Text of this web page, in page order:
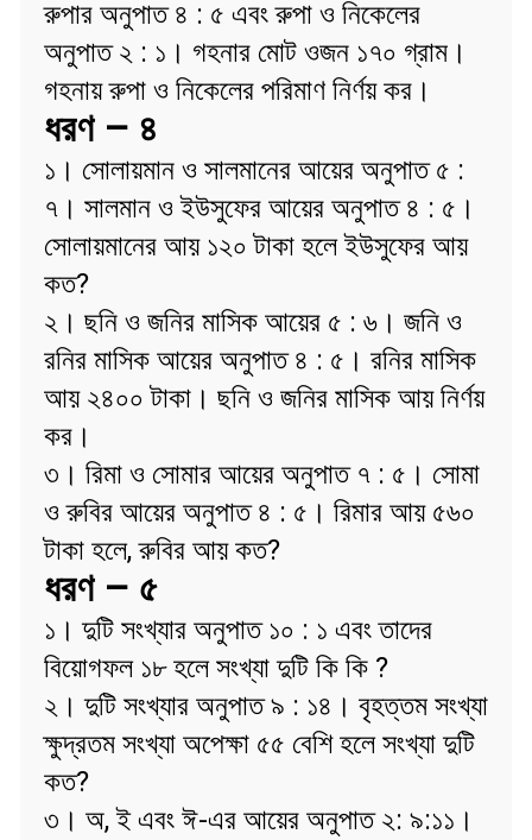
রুপার অনুপাত ৪ : ৫ এবং রুপা ও নিকেলের
অনুপাত ২ : ১। গহনার মোট ওজন ১৭০ গ্রাম।
গহনায় রুপা ও নিকেলের পরিমাণ নির্ণয় কর।
ধরণ – ৪
১। সোলায়মান ও সালমানের আয়ের অনুপাত ৫ :
৭। সালমান ও ইউসুফের আয়ের অনুপাত ৪ : ৫।
সোলায়মানের আয় ১২০ টাকা হলে ইউসুফের আয়
কত?
২। ছনি ও জনির মাসিক আয়ের ৫ : ৬। জনি ও
রনির মাসিক আয়ের অনুপাত ৪ : ৫। রনির মাসিক
আয় ২৪০০ টাকা। ছনি ও জনির মাসিক আয় নির্ণয়
কর।
৩। রিমা ও সোমার আয়ের অনুপাত ৭ : ৫। সোমা
ও রুবির আয়ের অনুপাত ৪ : ৫। রিমার আয় ৫৬০
টাকা হলে, রুবির আয় কত?
ধরণ – ৫
১। দুটি সংখ্যার অনুপাত ১০ : ১ এবং তাদের
বিয়োগফল ১৮ হলে সংখ্যা দুটি কি কি ?
২। দুটি সংখ্যার অনুপাত ৯ : ১৪। বৃহত্তম সংখ্যা
ক্ষুদ্রতম সংখ্যা অপেক্ষা ৫৫ বেশি হলে সংখ্যা দুটি
কত?
৩। অ, ই এবং ঈ-এর আয়ের অনুপাত ২: ৯:১১।